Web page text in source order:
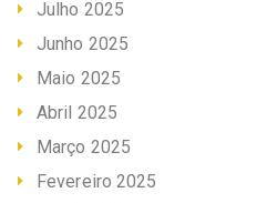
Julho 2025
Junho 2025
Maio 2025
Abril 2025
Março 2025
Fevereiro 2025